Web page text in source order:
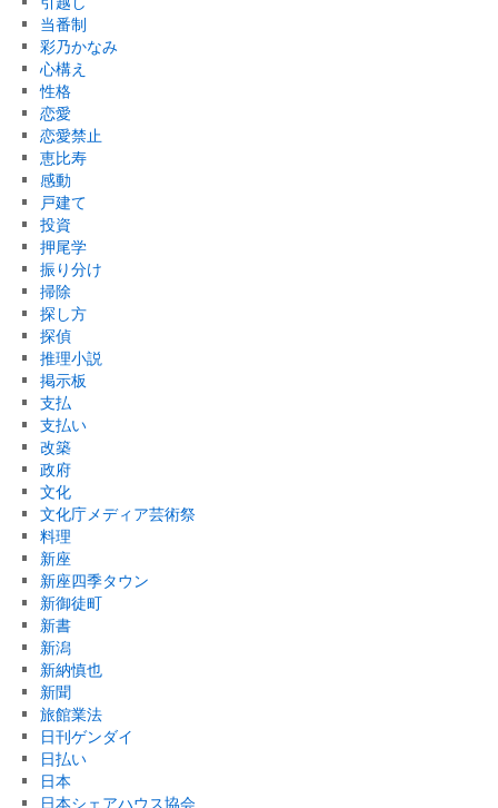
当番制
彩乃かなみ
心構え
性格
恋愛
恋愛禁止
恵比寿
感動
戸建て
投資
押尾学
振り分け
掃除
探し方
探偵
推理小説
掲示板
支払
支払い
改築
政府
文化
文化庁メディア芸術祭
料理
新座
新座四季タウン
新御徒町
新書
新潟
新納慎也
新聞
旅館業法
日刊ゲンダイ
日払い
日本
日本シェアハウス協会